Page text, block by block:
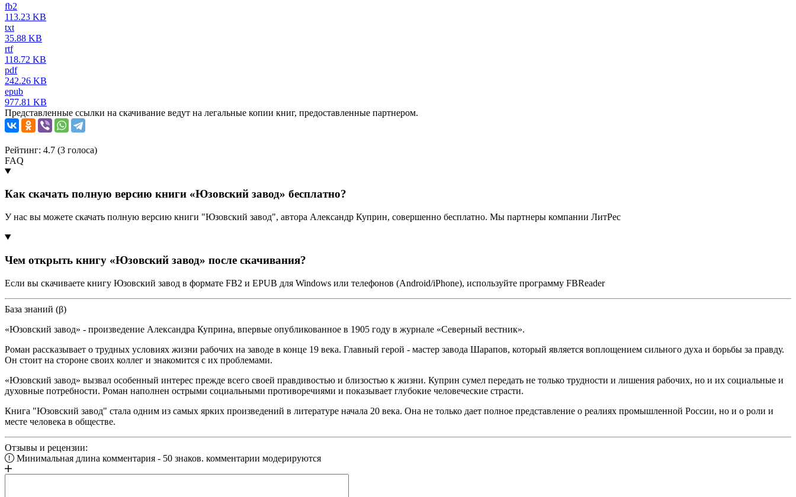
fb2
113.23 KB
txt
35.88 KB
rtf
118.72 KB
pdf
242.26 KB
epub
977.81 KB
Представленные ссылки на скачивание ведут на легальные копии книг, предоставленные партнером.
Рейтинг: 4.7 (3 голоса)
FAQ
Как скачать полную версию книги «Юзовский завод» бесплатно?
У нас вы можете скачать полную версию книги "Юзовский завод", автора Александр Куприн, совершенно бесплатно. Мы партнеры компании ЛитРес
Чем открыть книгу «Юзовский завод» после скачивания?
Если вы скачиваете книгу Юзовский завод в формате FB2 и EPUB для Windows или телефонов (Android/iPhone), используйте программу FBReader
База знаний (β)
«Юзовский завод» - произведение Александра Куприна, впервые опубликованное в 1905 году в журнале «Северный вестник».
Роман рассказывает о трудных условиях жизни рабочих на заводе в конце 19 века. Главный герой - мастер завода Шарапов, который является воплощением сильного духа и борьбы за правду.
Он стоит на стороне своих коллег и знакомится с их проблемами.
«Юзовский завод» вызвал особенный интерес прежде всего своей правдивостью и близостью к жизни. Куприн сумел передать не только трудности и лишения рабочих, но и их социальные и
духовные потребности. Роман наполнен острыми социальными противоречиями и показывает глубокие человеческие страсти.
Книга "Юзовский завод" стала одним из самых ярких произведений в литературе начала 20 века. Она не только дает полное представление о реалиях промышленной России, но и о роли и
месте человека в обществе.
Отзывы и рецензии:
Минимальная длина комментария - 50 знаков. комментарии модерируются